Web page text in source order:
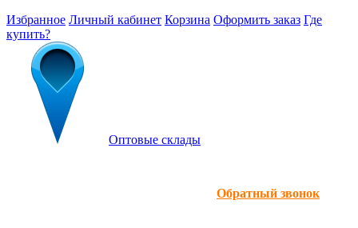
Избранное Личный кабинет Корзина Оформить заказ Где
купить?
Оптовые склады
Обратный звонок